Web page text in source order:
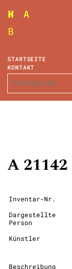
STARTSEITE
KONTAKT
A 21142
Inventar-Nr.
Dargestellte
Person
Künstler
Beschreibung